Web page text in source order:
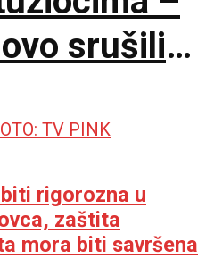
srušili
rigorozna u
zaštita
mora biti savršena